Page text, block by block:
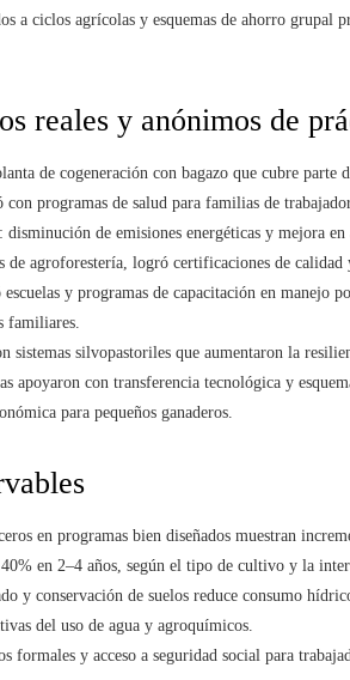
a ciclos agrícolas y esquemas de ahorro grupal
reales y anónimos de
de cogeneración con bagazo que cubre parte
programas de salud para familias de
disminución de emisiones energéticas y mejora
de agroforestería, logró certificaciones de
y programas de capacitación en manejo
familiares.
sistemas silvopastoriles que aumentaron la
apoyaron con transferencia tecnológica y
para pequeños ganaderos.
en programas bien diseñados muestran
en 2–4 años, según el tipo de cultivo y la
y conservación de suelos reduce consumo
del uso de agua y agroquímicos.
formales y acceso a seguridad social para